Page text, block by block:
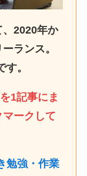
2020年か
ランス。
。
1記事にま
ークして
勉強・作業